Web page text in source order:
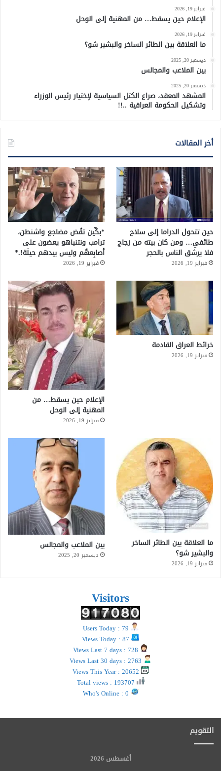
فبراير 19, 2026
الإعلام حين يسقط… من المهنية إلى الوحل
فبراير 19, 2026
ما العلاقة بين الطائر الساخر والبشير شو؟
ديسمبر 20, 2025
بين الملاعب والمجالس
ديسمبر 20, 2025
المشهد المعقد، صراع الكتل السياسية لإختيار رئيس الوزراء
وتشكيل الحكومة العراقية ..!!
أخر المقالات
حين تتحول الدراما إلى سلاح
طائفي… ومن كان بيته من زجاج
فلا يرشق الناس بالحجر
فبراير 19, 2026
*بكِّين تقُض مضاجع واشنطن،
ترامب ونتنياهو يعضون على
أصابِعهُم وليس بيدهم حيلَة!.*
فبراير 19, 2026
خرائط العراق القادمة
فبراير 19, 2026
الإعلام حين يسقط… من
المهنية إلى الوحل
فبراير 19, 2026
ما العلاقة بين الطائر الساخر
والبشير شو؟
فبراير 19, 2026
بين الملاعب والمجالس
ديسمبر 20, 2025
Visitors
التقويم
أغسطس 2026